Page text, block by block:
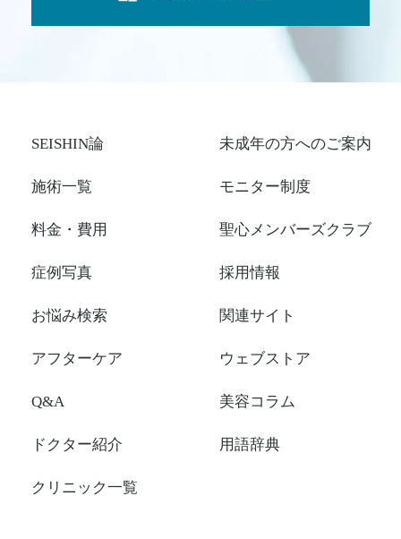
SEISHIN論
施術一覧
料金・費用
症例写真
お悩み検索
アフターケア
Q&A
ドクター紹介
クリニック一覧
未成年の方へのご案内
モニター制度
聖心メンバーズクラブ
採用情報
関連サイト
ウェブストア
美容コラム
用語辞典